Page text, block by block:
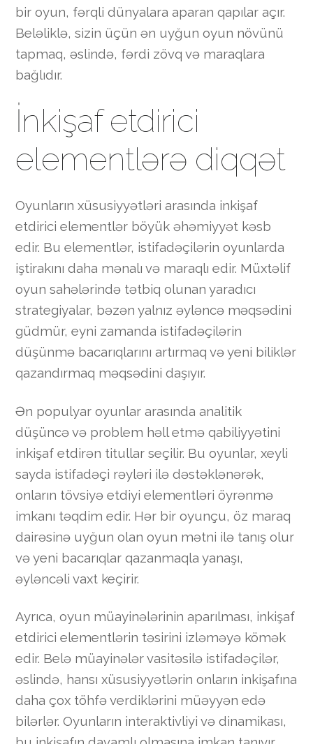
bir oyun, fərqli dünyalara aparan qapılar açır.
Beləliklə, sizin üçün ən uyğun oyun növünü
tapmaq, əslində, fərdi zövq və maraqlara
bağlıdır.
İnkişaf etdirici
elementlərə diqqət
Oyunların xüsusiyyətləri arasında inkişaf
etdirici elementlər böyük əhəmiyyət kəsb
edir. Bu elementlər, istifadəçilərin oyunlarda
iştirakını daha mənalı və maraqlı edir. Müxtəlif
oyun sahələrində tətbiq olunan yaradıcı
strategiyalar, bəzən yalnız əyləncə məqsədini
güdmür, eyni zamanda istifadəçilərin
düşünmə bacarıqlarını artırmaq və yeni biliklər
qazandırmaq məqsədini daşıyır.
Ən populyar oyunlar arasında analitik
düşüncə və problem həll etmə qabiliyyətini
inkişaf etdirən titullar seçilir. Bu oyunlar, xeyli
sayda istifadəçi rəyləri ilə dəstəklənərək,
onların tövsiyə etdiyi elementləri öyrənmə
imkanı təqdim edir. Hər bir oyunçu, öz maraq
dairəsinə uyğun olan oyun mətni ilə tanış olur
və yeni bacarıqlar qazanmaqla yanaşı,
əyləncəli vaxt keçirir.
Ayrıca, oyun müayinələrinin aparılması, inkişaf
etdirici elementlərin təsirini izləməyə kömək
edir. Belə müayinələr vasitəsilə istifadəçilər,
əslində, hansı xüsusiyyətlərin onların inkişafına
daha çox töhfə verdiklərini müəyyən edə
bilərlər. Oyunların interaktivliyi və dinamikası,